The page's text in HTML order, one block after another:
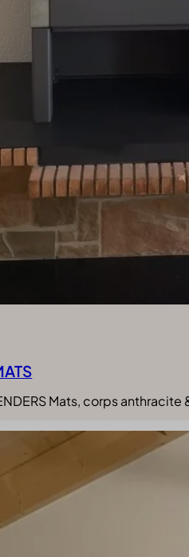
Mats, corps